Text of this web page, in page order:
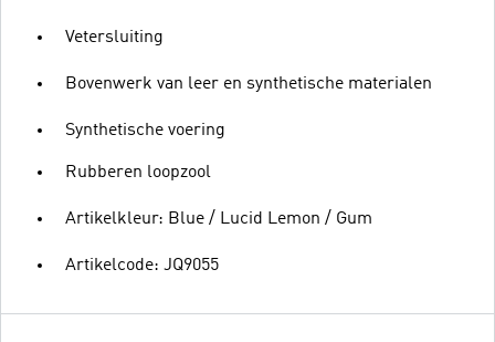
Vetersluiting
Bovenwerk van leer en synthetische materialen
Synthetische voering
Rubberen loopzool
Artikelkleur: Blue / Lucid Lemon / Gum
Artikelcode: JQ9055